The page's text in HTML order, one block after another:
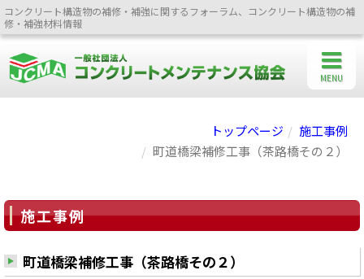
コンクリート構造物の補修・補強に関するフォーラム、コンクリート構造物の補
修・補強材料情報
トップページ
施工事例
町道橋梁補修工事（茶路橋その２）
施工事例
町道橋梁補修工事（茶路橋その２）
MENU